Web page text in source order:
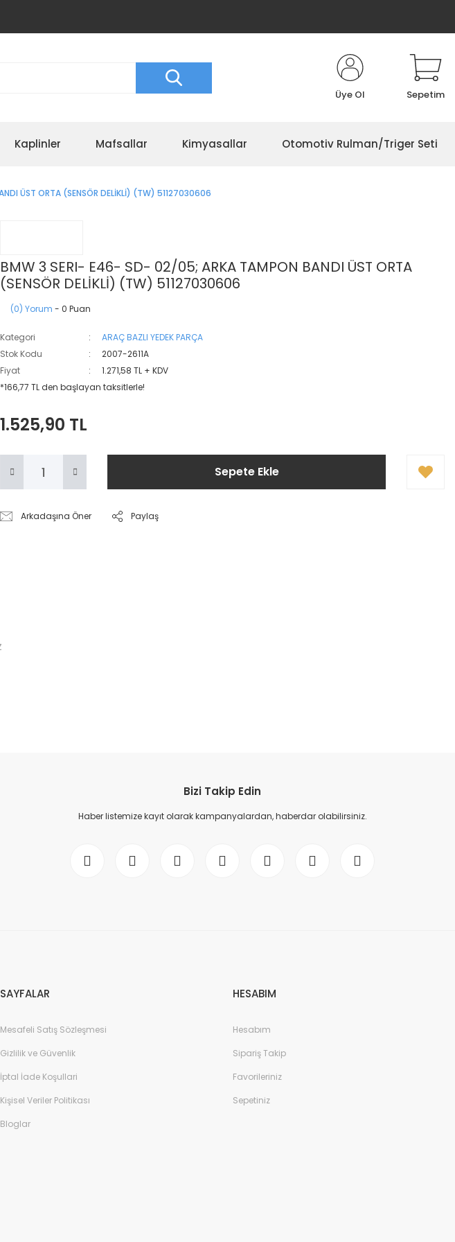
Üye Ol Sepetim
Kaplinler Mafsallar Kimyasallar Otomotiv Rulman/Triger Seti
ÜST ORTA (SENSÖR DELİKLİ) (TW) 51127030606
BMW 3 SERI- E46- SD- 02/05; ARKA TAMPON BANDI ÜST ORTA
(SENSÖR DELİKLİ) (TW) 51127030606
(0) Yorum - 0 Puan
Kategori
ARAÇ BAZLI YEDEK PARÇA
Stok Kodu
2007-2611A
Fiyat
1.271,58 TL + KDV
*166,77 TL den başlayan taksitlerle!
1.525,90 TL
Sepete Ekle
Arkadaşına Öner Paylaş
Bizi Takip Edin
Haber listemize kayıt olarak kampanyalardan, haberdar olabilirsiniz.
SAYFALAR
Mesafeli Satış Sözleşmesi
Gizlilik ve Güvenlik
İptal İade Koşullari
Kişisel Veriler Politikası
Bloglar
HESABIM
Hesabım
Sipariş Takip
Favorileriniz
Sepetiniz